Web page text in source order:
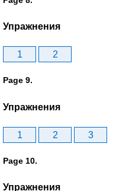
Упражнения
1 2
Page 9.
Упражнения
1 2 3
Page 10.
Упражнения